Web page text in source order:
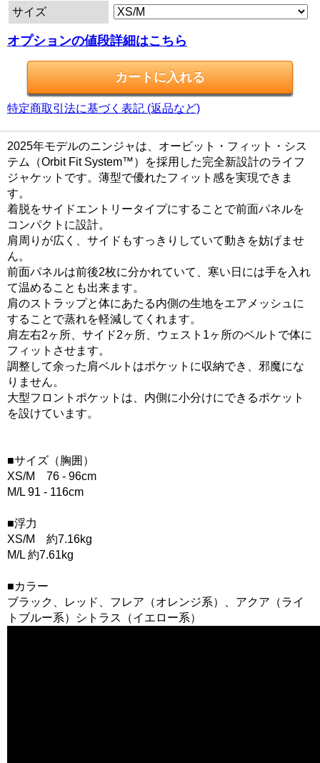
サイズ
オプションの値段詳細はこちら
特定商取引法に基づく表記 (返品など)
2025年モデルのニンジャは、オービット・フィット・シス
テム（Orbit Fit System™）を採用した完全新設計のライフ
ジャケットです。薄型で優れたフィット感を実現できま
す。
着脱をサイドエントリータイプにすることで前面パネルを
コンパクトに設計。
肩周りが広く、サイドもすっきりしていて動きを妨げませ
ん。
前面パネルは前後2枚に分かれていて、寒い日には手を入れ
て温めることも出来ます。
肩のストラップと体にあたる内側の生地をエアメッシュに
することで蒸れを軽減してくれます。
肩左右2ヶ所、サイド2ヶ所、ウェスト1ヶ所のベルトで体に
フィットさせます。
調整して余った肩ベルトはポケットに収納でき、邪魔にな
りません。
大型フロントポケットは、内側に小分けにできるポケット
を設けています。
■サイズ（胸囲）
XS/M 76 - 96cm
M/L 91 - 116cm
■浮力
XS/M 約7.16kg
M/L 約7.61kg
■カラー
ブラック、レッド、フレア（オレンジ系）、アクア（ライ
トブルー系）シトラス（イエロー系）